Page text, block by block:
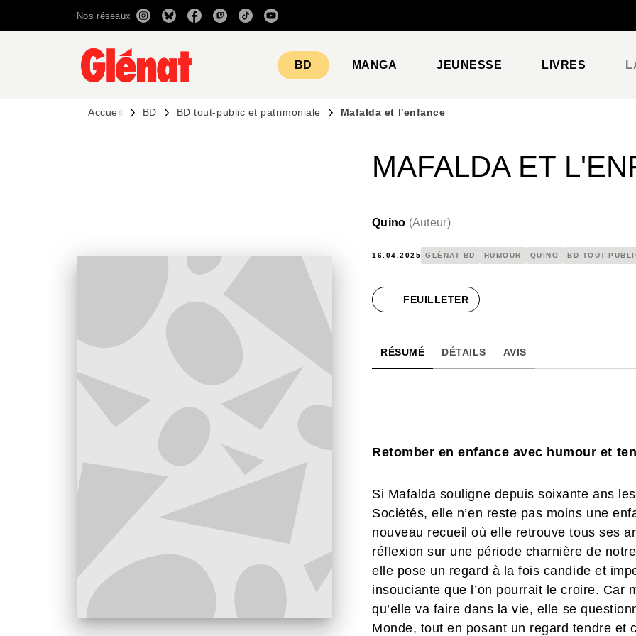
RECHERCHE CONTENU
Nos réseaux
BD MANGA JEUNESSE LIVRES
Accueil BD BD tout-public et patrimoniale Mafalda et l'enfance
MAFALDA ET
Quino (Auteur)
16.04.2025 GLÉNAT BD HUMOUR QUINO BD TOUT-
FEUILLETER
RÉSUMÉ DÉTAILS AVIS
Retomber en enfance avec humour et
Si Mafalda souligne depuis soixante ans
Sociétés, elle n’en reste pas moins une
nouveau recueil où elle retrouve tous ses
réflexion sur une période charnière de
elle pose un regard à la fois candide et
insouciante que l’on pourrait le croire. Car
qu’elle va faire dans la vie, elle se
Monde, tout en posant un regard tendre et